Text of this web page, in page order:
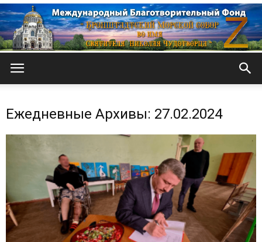
собор
Ежедневные Архивы: 27.02.2024